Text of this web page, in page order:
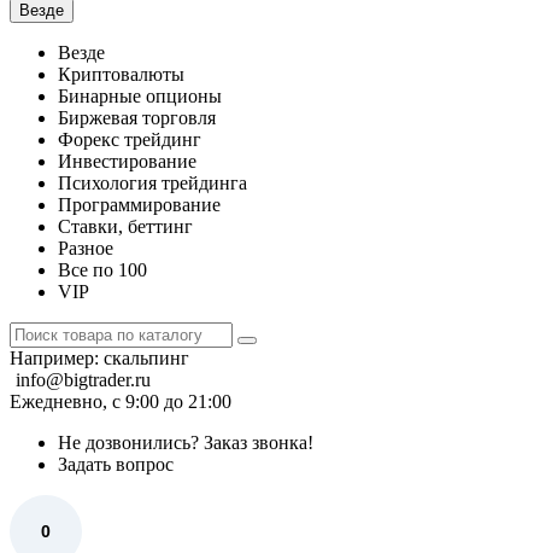
Везде
Везде
Криптовалюты
Бинарные опционы
Биржевая торговля
Форекс трейдинг
Инвестирование
Психология трейдинга
Программирование
Ставки, беттинг
Разное
Все по 100
VIP
Например: скальпинг
info@bigtrader.ru
Ежедневно, с 9:00 до 21:00
Не дозвонились? Заказ звонка!
Задать вопрос
0